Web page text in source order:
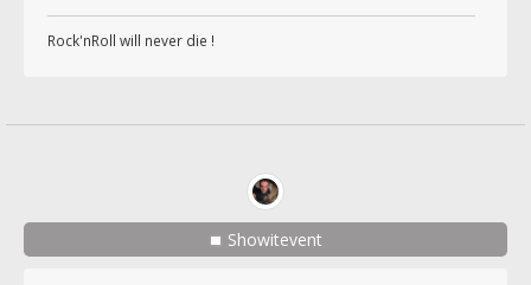
Rock'nRoll will never die !
Showitevent